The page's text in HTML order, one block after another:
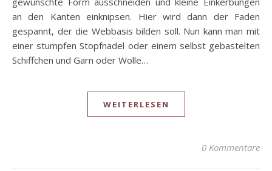
an den Kanten einknipsen. Hier wird dann der Faden
gespannt, der die Webbasis bilden soll. Nun kann man mit
einer stumpfen Stopfnadel oder einem selbst gebastelten
Schiffchen und Garn oder Wolle…
WEITERLESEN
0 Kommentare